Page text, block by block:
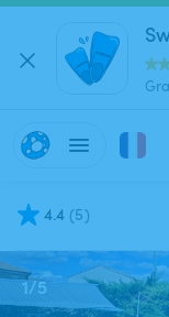
4.4 (5)
1/5